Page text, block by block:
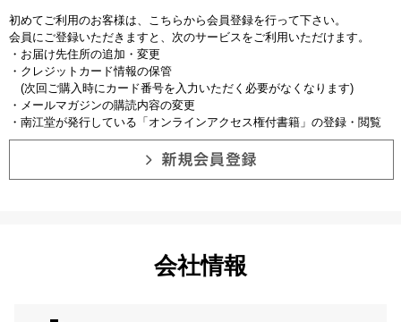
初めてご利用のお客様は、こちらから会員登録を行って下さい。
会員にご登録いただきますと、次のサービスをご利用いただけます。
・お届け先住所の追加・変更
・クレジットカード情報の保管
(次回ご購入時にカード番号を入力いただく必要がなくなります)
・メールマガジンの購読内容の変更
・南江堂が発行している「オンラインアクセス権付書籍」の登録・閲覧
会社情報